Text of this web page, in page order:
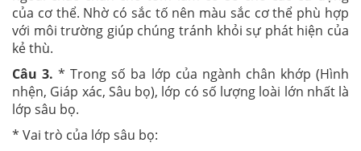
của cơ thể. Nhờ có sắc tố nên màu sắc cơ thể phù hợp
với môi trường giúp chúng tránh khỏi sự phát hiện của
kẻ thù.
Câu3. * Trong số ba lớp của ngành chân khớp (Hình
nhện, Giáp xác, Sâu bọ), lớp có số lượng loài lớn nhất là
lớp sâu bọ.
* Vai trò của lớp sâu bọ: